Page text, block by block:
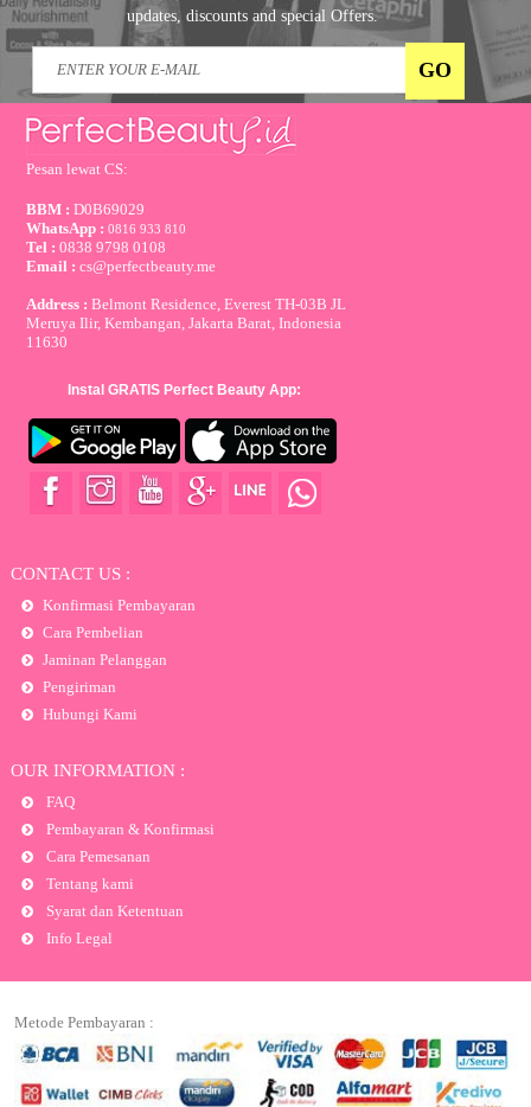
updates, discounts and special Offers.
Pesan lewat CS:
BBM : D0B69029
WhatsApp :0816 933 810
Tel :0838 9798 0108
Email :cs@perfectbeauty.me
Address : Belmont Residence, Everest TH-03B JL
Meruya Ilir, Kembangan, Jakarta Barat, Indonesia
11630
Instal GRATIS Perfect Beauty App:
CONTACT US :
Konfirmasi Pembayaran
Cara Pembelian
Jaminan Pelanggan
Pengiriman
Hubungi Kami
OUR INFORMATION :
FAQ
Pembayaran & Konfirmasi
Cara Pemesanan
Tentang kami
Syarat dan Ketentuan
Info Legal
Metode Pembayaran :